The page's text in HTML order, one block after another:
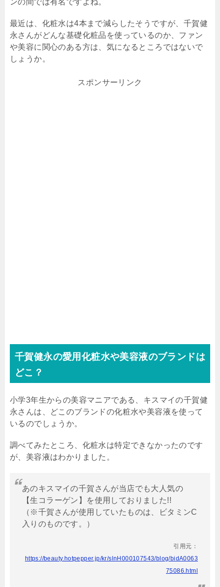
ンの間では有名ですよね。
最近は、化粧水は4本まで減らしたそうですが、千賀健
永さんがどんな基礎化粧品を使っているのか、ファン
や美容に関心のある方は、気になるところではないで
しょうか。
スポンサーリンク
千賀健永の愛用化粧水や美容液のブランドは
どこ？
小学3年生からの美容マニアである、キスマイの千賀健
永さんは、どこのブランドの化粧水や美容液を使って
いるのでしょうか。
調べてみたところ、化粧水は特定できなかったのです
が、美容液はわかりました。
あのキスマイの千賀さんが当店でも大人気の
【生コラーゲン】を使用しておりました!!
（※千賀さんが使用していたものは、ビタミンC
入りのものです。）
引用元：
https://beauty.hotpepper.jp/kr/slnH000107543/blog/bidA0063
75086.html